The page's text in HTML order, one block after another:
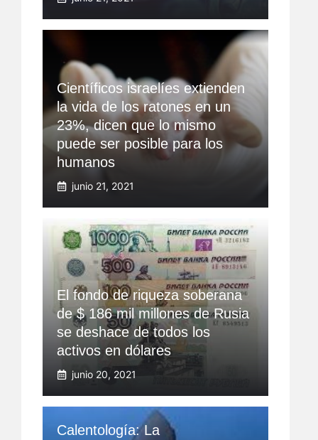
Científicos israelíes extienden
la vida de los ratones en un
23%, dicen que lo mismo
puede ser posible para los
humanos
junio 21, 2021
El fondo de riqueza soberana
de $ 186 mil millones de Rusia
se deshace de todos los
activos en dólares
junio 20, 2021
Calentología: La